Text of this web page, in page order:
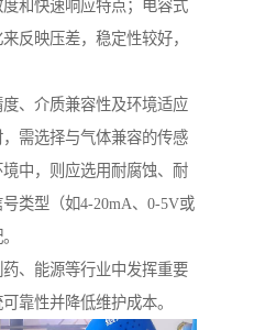
和快速响应特点；电容式
反映压差，稳定性较好，
、介质兼容性及环境适应
需选择与气体兼容的传感
中，则应选用耐腐蚀、耐
类型（如4-20mA、0-5V或
、能源等行业中发挥重要
靠性并降低维护成本。